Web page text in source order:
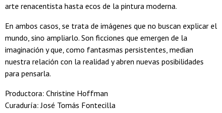
arte renacentista hasta ecos de la pintura moderna.
En ambos casos, se trata de imágenes que no buscan explicar el
mundo, sino ampliarlo. Son ficciones que emergen de la
imaginación y que, como fantasmas persistentes, median
nuestra relación con la realidad y abren nuevas posibilidades
para pensarla.
Productora: Christine Hoffman
Curaduría: José Tomás Fontecilla